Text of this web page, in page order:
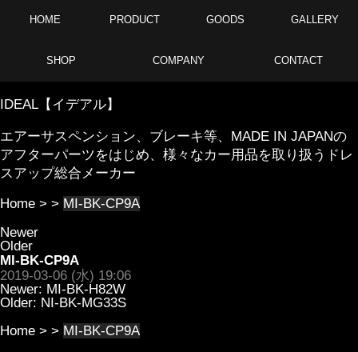
HOME PRODUCT GOODS GALLERY
SHOP COMPANY CONTACT
IDEAL【イデアル】
エアーサスペンション、ブレーキ等、MADE IN JAPANの
アフターパーツをはじめ、様々なカー用品を取り扱うドレ
スアップ総合メーカー
Home > > MI-BK-CP9A
Newer
Older
MI-BK-CP9A
2019-03-06 (水) 19:06
Newer: MI-BK-H82W
Older: NI-BK-MG33S
Home > > MI-BK-CP9A